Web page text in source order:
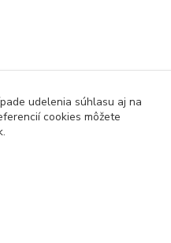
udelenia súhlasu aj na
cookies môžete